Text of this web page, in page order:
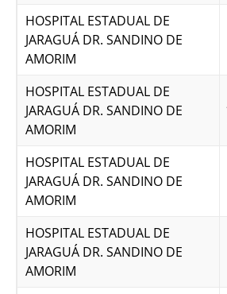
HOSPITAL ESTADUAL DE
JARAGUÁ DR. SANDINO DE
AMORIM
HOSPITAL ESTADUAL DE
JARAGUÁ DR. SANDINO DE
AMORIM
HOSPITAL ESTADUAL DE
JARAGUÁ DR. SANDINO DE
AMORIM
HOSPITAL ESTADUAL DE
JARAGUÁ DR. SANDINO DE
AMORIM